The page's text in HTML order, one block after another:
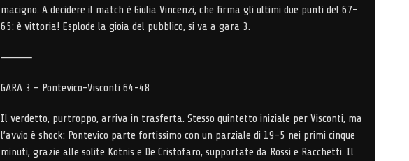
macigno. A decidere il match è Giulia Vincenzi, che firma gli ultimi due punti del 67-
65: è vittoria! Esplode la gioia del pubblico, si va a gara 3.
⸻
GARA 3 – Pontevico-Visconti 64-48
Il verdetto, purtroppo, arriva in trasferta. Stesso quintetto iniziale per Visconti, ma
l’avvio è shock: Pontevico parte fortissimo con un parziale di 19-5 nei primi cinque
minuti, grazie alle solite Kotnis e De Cristofaro, supportate da Rossi e Racchetti. Il